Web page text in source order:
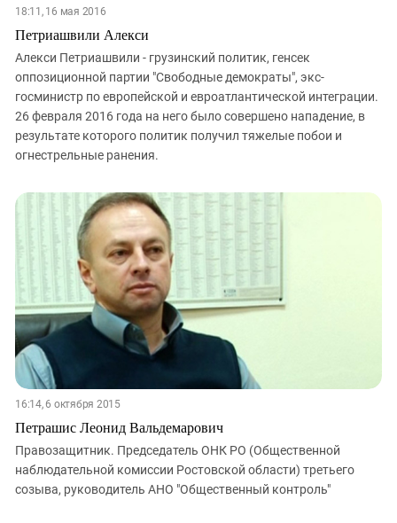
18:11, 16 мая 2016
Петриашвили Алекси
Алекси Петриашвили - грузинский политик, генсек
оппозиционной партии "Свободные демократы", экс-
госминистр по европейской и евроатлантической интеграции.
26 февраля 2016 года на него было совершено нападение, в
результате которого политик получил тяжелые побои и
огнестрельные ранения.
16:14, 6 октября 2015
Петрашис Леонид Вальдемарович
Правозащитник. Председатель ОНК РО (Общественной
наблюдательной комиссии Ростовской области) третьего
созыва, руководитель АНО "Общественный контроль"